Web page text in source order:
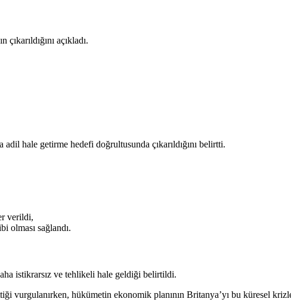
açıkladı.
hale getirme hedefi doğrultusunda çıkarıldığını belirtti.
verildi,
olması sağlandı.
istikrarsız ve tehlikeli hale geldiği belirtildi.
vurgulanırken, hükümetin ekonomik planının Britanya’yı bu küresel